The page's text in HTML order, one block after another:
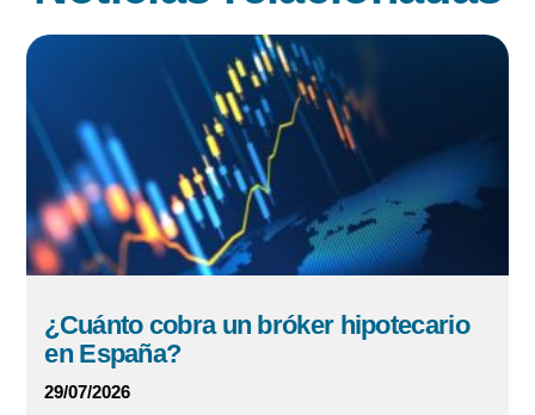
¿Cuánto cobra un bróker hipotecario
en España?
29/07/2026